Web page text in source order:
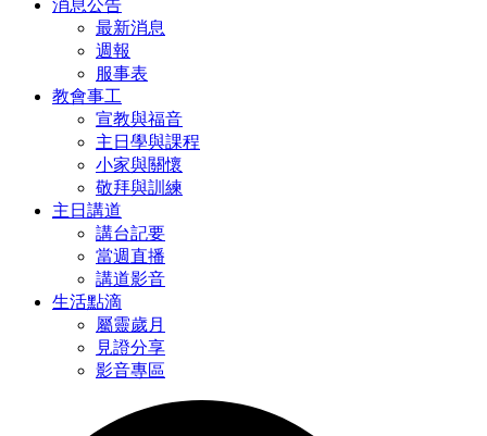
消息公告
最新消息
週報
服事表
教會事工
宣教與福音
主日學與課程
小家與關懷
敬拜與訓練
主日講道
講台記要
當週直播
講道影音
生活點滴
屬靈歲月
見證分享
影音專區